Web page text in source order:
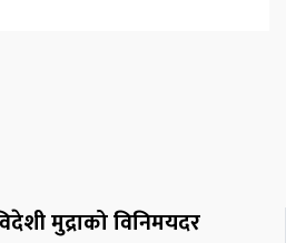
मुद्राको विनिमयदर